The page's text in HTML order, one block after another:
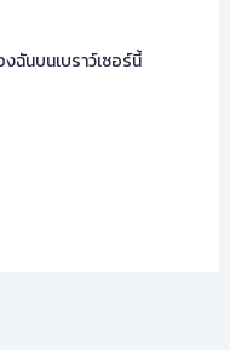
ฉันบนเบราว์เซอร์นี้